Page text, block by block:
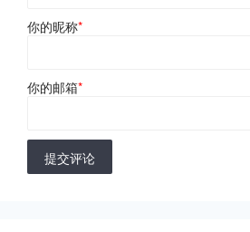
你的昵称*
你的邮箱*
提交评论